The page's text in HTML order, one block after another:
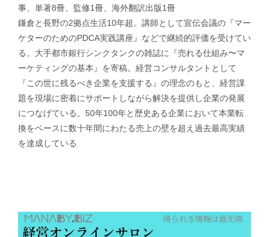
事、単著8冊、監修1冊、海外翻訳出版1冊
鎌倉と長野の2拠点生活10年超。講師として宣伝会議の『マー
ケターのためのPDCA実践講座』などで継続的評価を受けてい
る。大手都市銀行シンクタンクの雑誌に『売れる仕組み〜マ
ーケティングの基本』を寄稿。経営コンサルタントとして
『この世に残るべき企業を支援する』の理念のもと、経営課
題を現場に密着にサポートしながら解決を提供し企業の発展
につなげている。50年100年と歴史ある企業において本業転
換をベースに数十年間にわたる売上の壁を超え過去最高実績
を達成している